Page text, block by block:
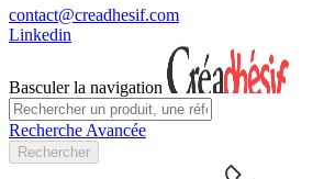
contact@creadhesif.com
Linkedin
Basculer la navigation
Recherche Avancée
Rechercher